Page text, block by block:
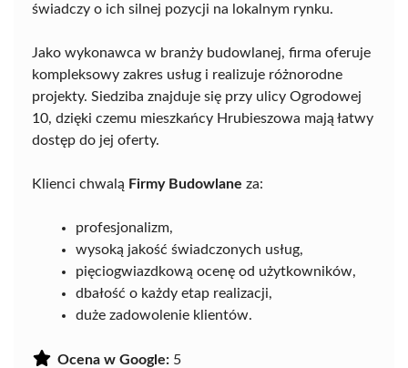
świadczy o ich silnej pozycji na lokalnym rynku.
Jako wykonawca w branży budowlanej, firma oferuje
kompleksowy zakres usług i realizuje różnorodne
projekty. Siedziba znajduje się przy ulicy Ogrodowej
10, dzięki czemu mieszkańcy Hrubieszowa mają łatwy
dostęp do jej oferty.
Klienci chwalą Firmy Budowlane za:
profesjonalizm,
wysoką jakość świadczonych usług,
pięciogwiazdkową ocenę od użytkowników,
dbałość o każdy etap realizacji,
duże zadowolenie klientów.
Ocena w Google: 5